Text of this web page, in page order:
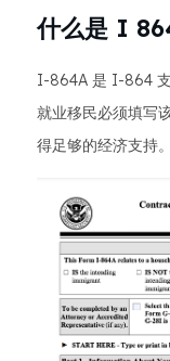
什么是 I
I-864A 是 I-864 支
就业移民必须填写
得足够的经济支持。